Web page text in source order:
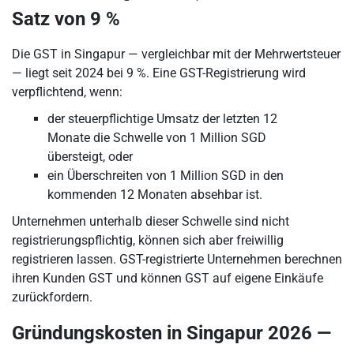
Satz von 9 %
Die GST in Singapur — vergleichbar mit der Mehrwertsteuer
— liegt seit 2024 bei 9 %. Eine GST-Registrierung wird
verpflichtend, wenn:
der steuerpflichtige Umsatz der letzten 12
Monate die Schwelle von 1 Million SGD
übersteigt, oder
ein Überschreiten von 1 Million SGD in den
kommenden 12 Monaten absehbar ist.
Unternehmen unterhalb dieser Schwelle sind nicht
registrierungspflichtig, können sich aber freiwillig
registrieren lassen. GST-registrierte Unternehmen berechnen
ihren Kunden GST und können GST auf eigene Einkäufe
zurückfordern.
Gründungskosten in Singapur 2026 —